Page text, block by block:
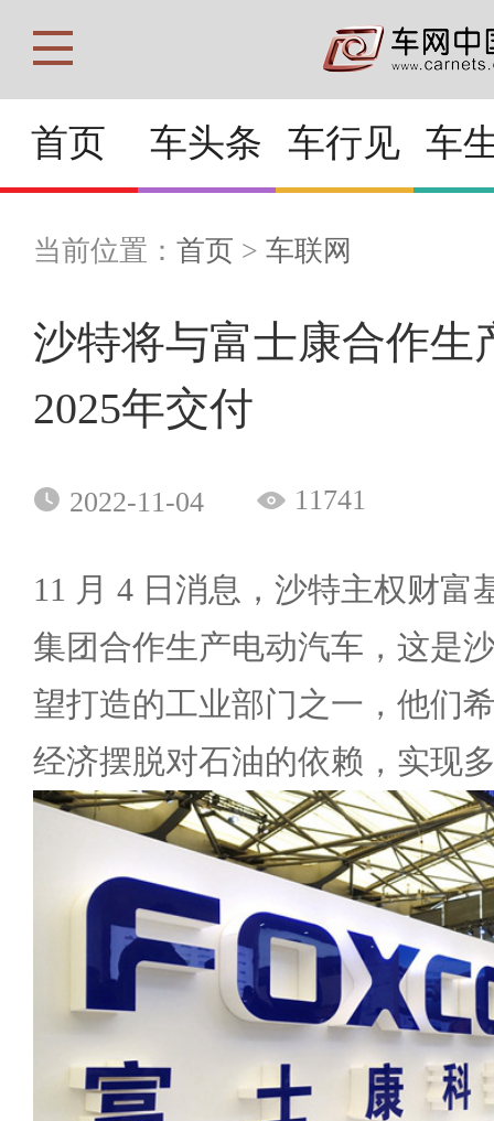
首页 车头条 车行见 车
当前位置： 首页 > 车联网
沙特将与富士康合作生
2025年交付
2022-11-04 11741
11 月 4 日消息，沙特主权财富
集团合作生产电动汽车，这是
望打造的工业部门之一，他们
经济摆脱对石油的依赖，实现